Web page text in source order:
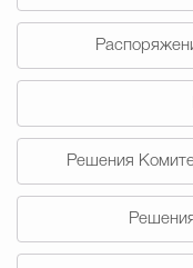
Решения